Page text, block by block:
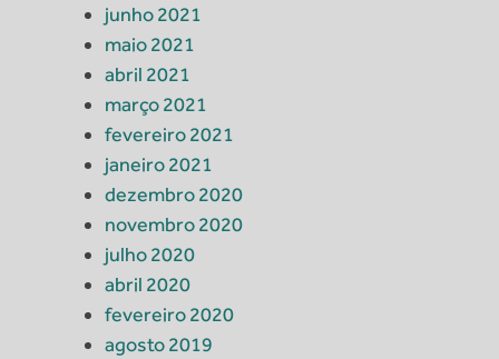
junho 2021
maio 2021
abril 2021
março 2021
fevereiro 2021
janeiro 2021
dezembro 2020
novembro 2020
julho 2020
abril 2020
fevereiro 2020
agosto 2019